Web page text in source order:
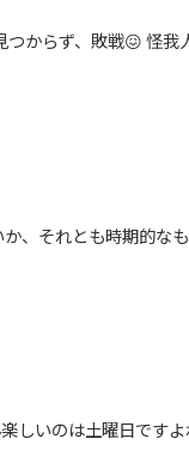
からず、敗戦😖 怪
、それとも時期的な
しいのは土曜日です